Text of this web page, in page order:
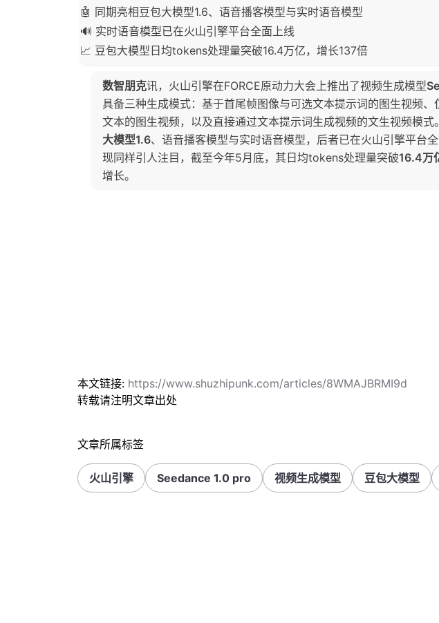
🤖 同期亮相豆包大模型1.6、语音播客模型与实时语音模型
🔊 实时语音模型已在火山引擎平台全面上线
📈 豆包大模型日均tokens处理量突破16.4万亿，增长137倍
数智朋克讯，火山引擎在FORCE原动力大会上推出了视频生成模型
具备三种生成模式：基于首尾帧图像与可选文本提示词的图生视频
文本的图生视频，以及直接通过文本提示词生成视频的文生视频模式
大模型1.6、语音播客模型与实时语音模型，后者已在火山引擎平台全
现同样引人注目，截至今年5月底，其日均tokens处理量突破16.4万
增长。
本文链接: https://www.shuzhipunk.com/articles/8WMAJBRMI9d
转载请注明文章出处
文章所属标签
火山引擎 Seedance 1.0 pro 视频生成模型 豆包大模型